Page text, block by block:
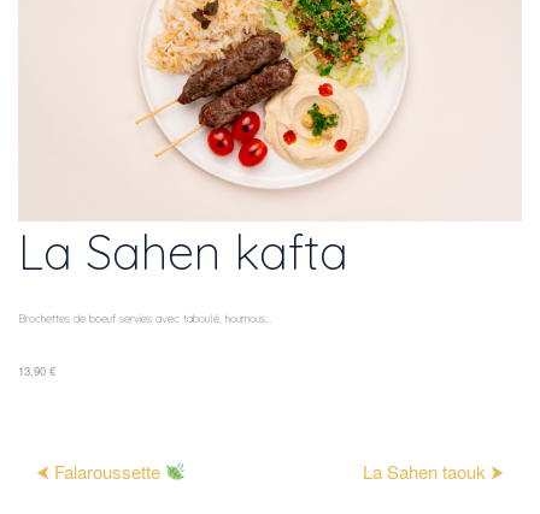
La Sahen kafta
Brochettes de boeuf servies avec taboulé, houmous...
13,90 €
⮜ Falaroussette La Sahen taouk ⮞